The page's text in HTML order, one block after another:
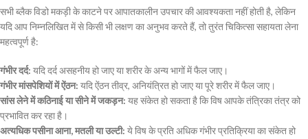
सभी ब्लैक विडो मकड़ी के काटने पर आपातकालीन उपचार की आवश्यकता नहीं होती है, लेकिन
यदि आप निम्नलिखित में से किसी भी लक्षण का अनुभव करते हैं, तो तुरंत चिकित्सा सहायता लेना
महत्वपूर्ण है:
गंभीर दर्द: यदि दर्द असहनीय हो जाए या शरीर के अन्य भागों में फैल जाए।
गंभीर मांसपेशियों में ऐंठन: यदि ऐंठन तीव्र, अनियंत्रित हो जाए या पूरे शरीर में फैल जाए।
सांस लेने में कठिनाई या सीने में जकड़न: यह संकेत हो सकता है कि विष आपके तंत्रिका तंत्र को
प्रभावित कर रहा है।
अत्यधिक पसीना आना, मतली या उल्टी: ये विष के प्रति अधिक गंभीर प्रतिक्रिया का संकेत हो